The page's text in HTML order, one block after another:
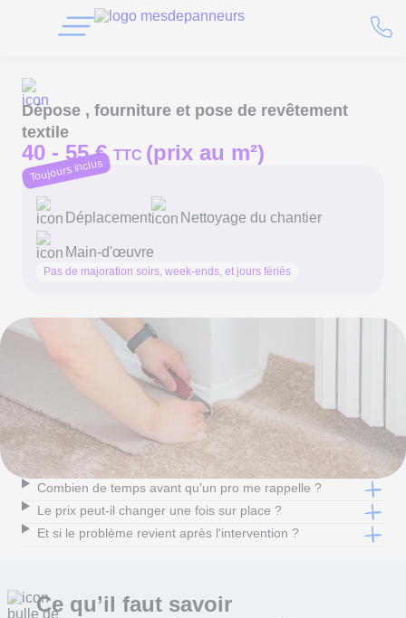
Dépose , fourniture et pose de revêtement
textile
40 - 55 € TTC (prix au m²)
Toujours inclus
Déplacement Nettoyage du chantier
Main-d'œuvre
Pas de majoration soirs, week-ends, et jours fériés
Combien de temps avant qu'un pro me rappelle ?
Le prix peut-il changer une fois sur place ?
Et si le problème revient après l'intervention ?
Ce qu’il faut savoir